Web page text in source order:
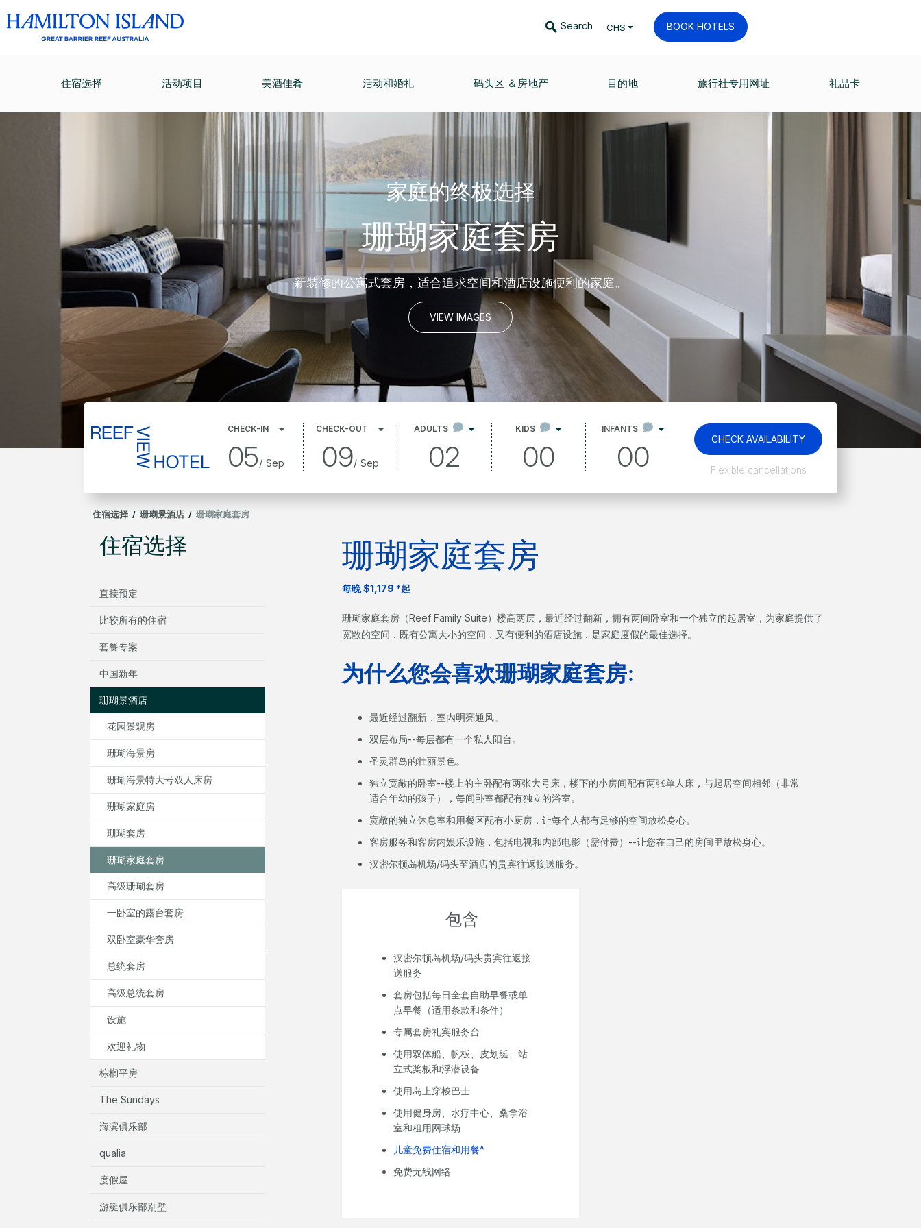
Search CHS BOOK HOTELS
住宿选择 活动项目 美酒佳肴 活动和婚礼 码头区 ＆房地产 目的地 旅行社专用网址 礼品卡
家庭的终极选择
珊瑚家庭套房
新装修的公寓式套房，适合追求空间和酒店设施便利的家庭。
VIEW IMAGES
CHECK-IN
05/ Sep
CHECK-OUT
09/ Sep
ADULTS
02
KIDS
00
INFANTS
00
CHECK AVAILABILITY
Kids stay and eat free*
住宿选择 / 珊瑚景酒店 / 珊瑚家庭套房
住宿选择
直接预定
比较所有的住宿
套餐专案
中国新年
珊瑚景酒店
花园景观房
珊瑚海景房
珊瑚海景特大号双人床房
珊瑚家庭房
珊瑚套房
珊瑚家庭套房
高级珊瑚套房
一卧室的露台套房
双卧室豪华套房
总统套房
高级总统套房
设施
欢迎礼物
棕榈平房
The Sundays
海滨俱乐部
qualia
度假屋
游艇俱乐部别墅
珊瑚家庭套房
每晚 $1,179 *起
珊瑚家庭套房（Reef Family Suite）楼高两层，最近经过翻新，拥有两间卧室和一个独立的起居室，为家庭提供了
宽敞的空间，既有公寓大小的空间，又有便利的酒店设施，是家庭度假的最佳选择。
为什么您会喜欢珊瑚家庭套房:
最近经过翻新，室内明亮通风。
双层布局--每层都有一个私人阳台。
圣灵群岛的壮丽景色。
独立宽敞的卧室--楼上的主卧配有两张大号床，楼下的小房间配有两张单人床，与起居空间相邻（非常
适合年幼的孩子），每间卧室都配有独立的浴室。
宽敞的独立休息室和用餐区配有小厨房，让每个人都有足够的空间放松身心。
客房服务和客房内娱乐设施，包括电视和内部电影（需付费）--让您在自己的房间里放松身心。
汉密尔顿岛机场/码头至酒店的贵宾往返接送服务。
包含
汉密尔顿岛机场/码头贵宾往返接
送服务
套房包括每日全套自助早餐或单
点早餐（适用条款和条件）
专属套房礼宾服务台
使用双体船、帆板、皮划艇、站
立式桨板和浮潜设备
使用岛上穿梭巴士
使用健身房、水疗中心、桑拿浴
室和租用网球场
儿童免费住宿和用餐^
免费无线网络